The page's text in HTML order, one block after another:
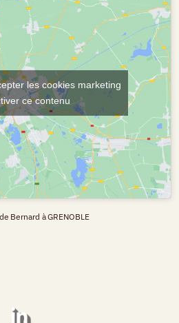
les cookies marketing
ce contenu
Bernard à GRENOBLE